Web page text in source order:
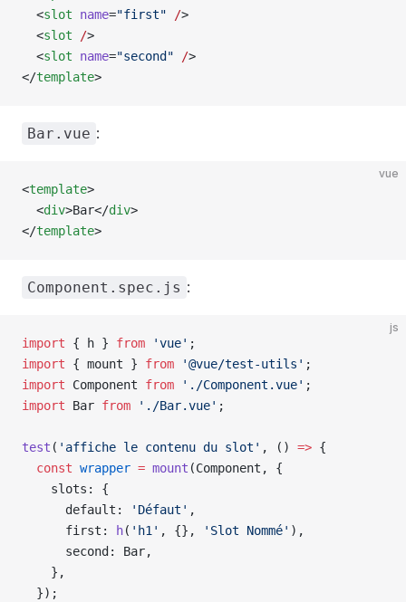
  <
slot name="first" />
  <
slot />
  <
slot name="second" />
</template>
Bar.vue :
vue
<template>
  <
div>Bar</div>
</template>
Component.spec.js :
js
import { h } from 'vue' ;
import { mount } from '@vue/test-utils' ;
import Component from './Component.vue' ;
import Bar from './Bar.vue' ;
test ( 'affiche le contenu du slot' , () => {
  const
wrapper = mount (Component , {
    slots
: {
      default
: 'Défaut' ,
      first
: h( 'h1' , {}, 'Slot Nommé' ),
      second
: Bar,
    },
  });